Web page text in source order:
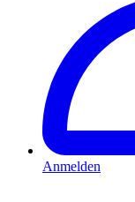
Anmelden